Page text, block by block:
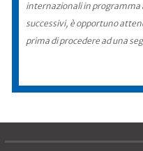
internazionali in
successivi, è opportuno
prima di procedere ad una